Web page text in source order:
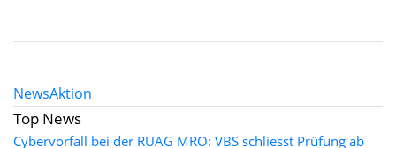
NewsAktion
Top News
Cybervorfall bei der RUAG MRO: VBS schliesst Prüfung ab